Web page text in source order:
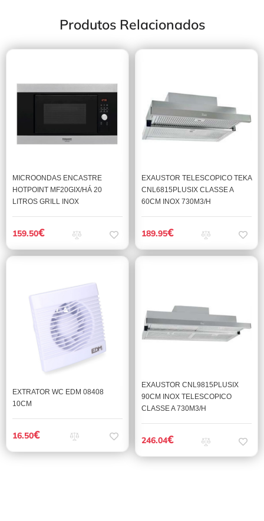
Produtos Relacionados
MICROONDAS ENCASTRE
HOTPOINT MF20GIX/HÁ 20
LITROS GRILL INOX
159.50€
EXAUSTOR TELESCOPICO TEKA
CNL6815PLUSIX CLASSE A
60CM INOX 730M3/H
189.95€
EXTRATOR WC EDM 08408
10CM
16.50€
EXAUSTOR CNL9815PLUSIX
90CM INOX TELESCOPICO
CLASSE A 730M3/H
246.04€